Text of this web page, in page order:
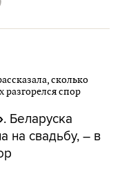
. Беларуска
на свадьбу, – в